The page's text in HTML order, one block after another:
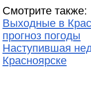
Смотрите также:
Выходные в
прогноз погоды
Наступившая
Красноярске